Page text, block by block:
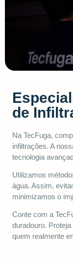
de
Na TecFuga,
infiltrações. A
tecnologia
Utilizamos
água. Assim,
minimizamos o
Conte com a
duradouro.
quem realmente